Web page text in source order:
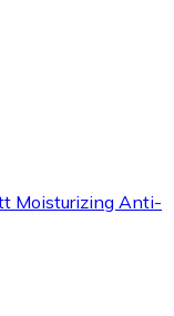
Moisturizing Anti-